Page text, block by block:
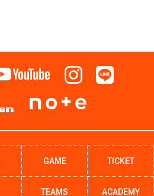
GAME TICKET
TEAMS ACADEMY